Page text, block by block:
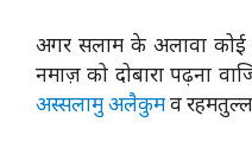
अगर सलाम के अलावा कोई
नमाज़ को दोबारा पढ़ना
अस्सलामु अलैकुमव